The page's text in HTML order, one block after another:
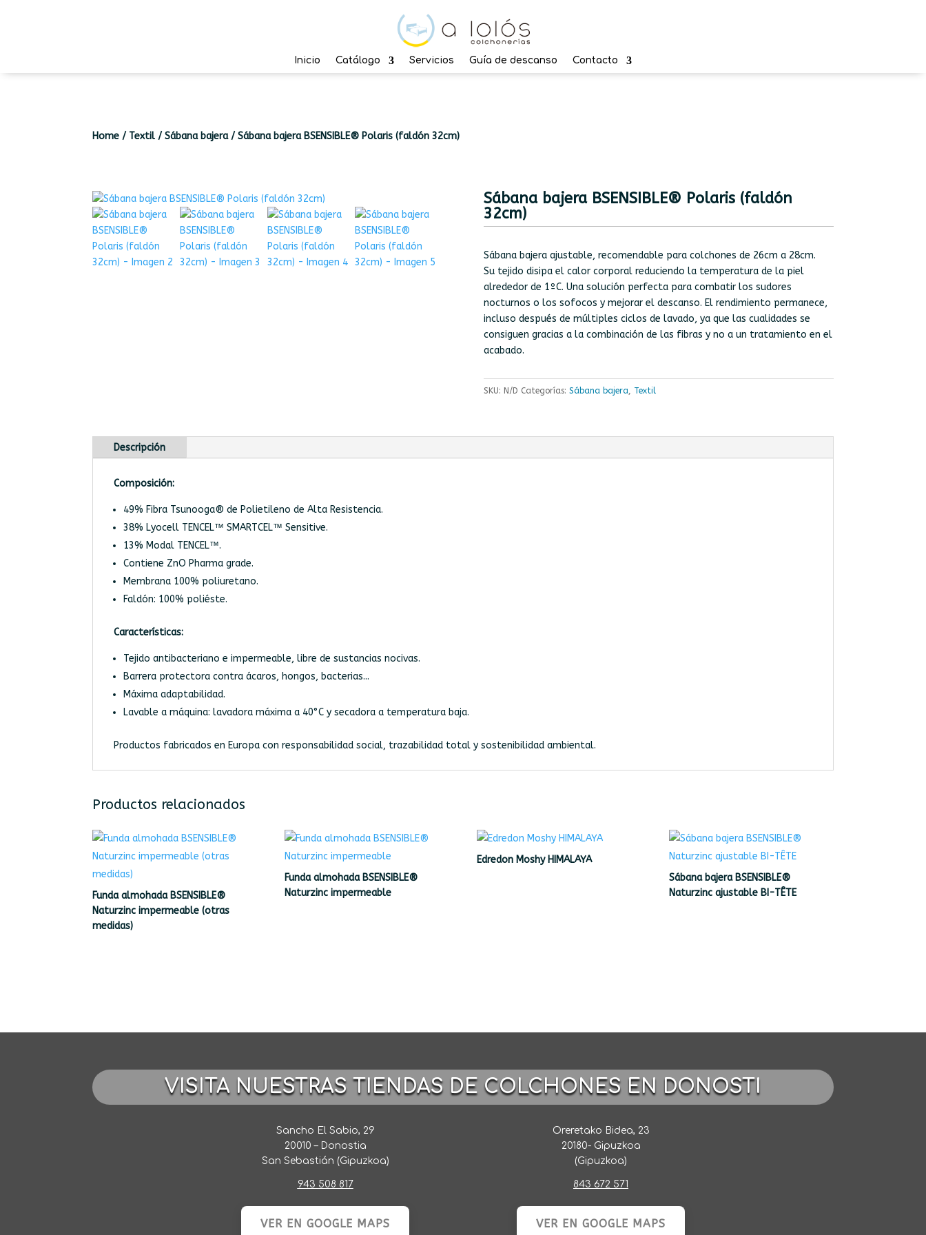
Inicio Catálogo Servicios Guía de descanso Contacto
Home / Textil /Sábana bajera/Sábana bajera BSENSIBLE® Polaris (faldón 32cm)
Sábana bajera BSENSIBLE® Polaris (faldón
32cm)
Sábana bajera ajustable, recomendable para colchones de 26cm a 28cm.
Su tejido disipa el calor corporal reduciendo la temperatura de la piel
alrededor de 1ºC. Una solución perfecta para combatir los sudores
nocturnos o los sofocos y mejorar el descanso. El rendimiento permanece,
incluso después de múltiples ciclos de lavado, ya que las cualidades se
consiguen gracias a la combinación de las fibras y no a un tratamiento en el
acabado.
SKU: N/D Categorías: Sábana bajera, Textil
Descripción
Composición:
49% Fibra Tsunooga® de Polietileno de Alta Resistencia.
38% Lyocell TENCEL™ SMARTCEL™ Sensitive.
13% Modal TENCEL™.
Contiene ZnO Pharma grade.
Membrana 100% poliuretano.
Faldón: 100% poliéste.
Características:
Tejido antibacteriano e impermeable, libre de sustancias nocivas.
Barrera protectora contra ácaros, hongos, bacterias...
Máxima adaptabilidad.
Lavable a máquina: lavadora máxima a 40°C y secadora a temperatura baja.
Productos fabricados en Europa con responsabilidad social, trazabilidad total y sostenibilidad ambiental.
Productos relacionados
Funda almohada BSENSIBLE®
Naturzinc impermeable (otras
medidas)
Funda almohada BSENSIBLE®
Naturzinc impermeable
Edredon Moshy HIMALAYA
Sábana bajera BSENSIBLE®
Naturzinc ajustable BI-TÊTE
VISITA NUESTRAS TIENDAS DE COLCHONES EN DONOSTI
Sancho El Sabio, 29
20010 – Donostia
San Sebastián (Gipuzkoa)
943 508 817
VER EN GOOGLE MAPS
Oreretako Bidea, 23
20180- Gipuzkoa
(Gipuzkoa)
843 672 571
VER EN GOOGLE MAPS